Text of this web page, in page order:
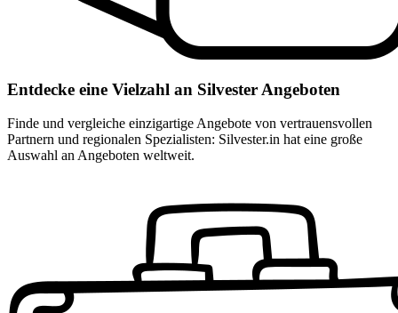
Entdecke eine Vielzahl an Silvester Angeboten
Finde und vergleiche einzigartige Angebote von vertrauensvollen
Partnern und regionalen Spezialisten: Silvester.in hat eine große
Auswahl an Angeboten weltweit.